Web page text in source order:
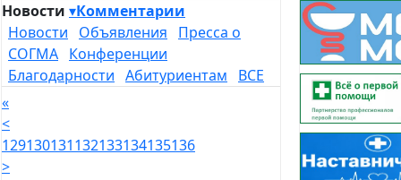
Новости ▾Комментарии
Новости
Объявления
Пресса о
СОГМА Конференции
Благодарности Абитуриентам
ВСЕ
«
<
129130131132133134135136
>